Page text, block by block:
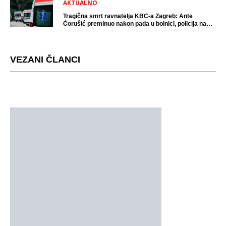
AKTUALNO
Tragična smrt ravnatelja KBC-a Zagreb: Ante
Ćorušić preminuo nakon pada u bolnici, policija na
VEZANI ČLANCI